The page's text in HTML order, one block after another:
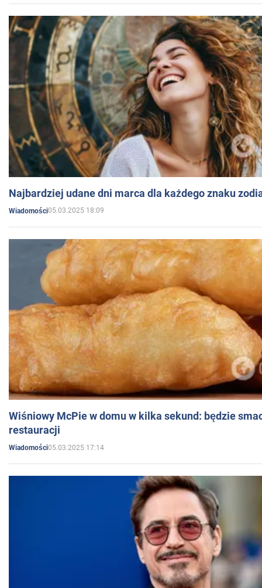
Najbardziej udane dni marca dla każdego znaku
Wiadomości05.03.2025 18:09
Wiśniowy McPie w domu w kilka sekund: będzie
restauracji
Wiadomości05.03.2025 17:14